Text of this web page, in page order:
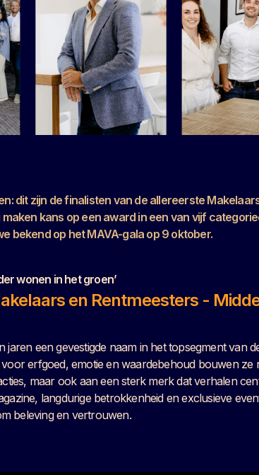
dit zijn de finalisten van de allereerste
maken kans op een award in een van vijf
bekendop het MAVA-gala op 9 oktober.
wonen in het groen’
en Rentmeesters -
jaren een gevestigde naam in het topsegment van
erfgoed, emotie en waardebehoud bouwen ze
maar ook aan een sterk merk dat verhalen
langdurige betrokkenheid en exclusieve
beleving en vertrouwen.